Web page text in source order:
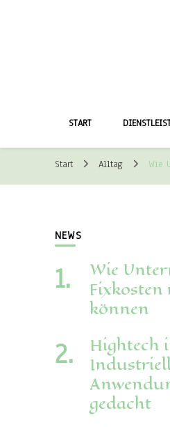
START
Start Alltag Wie
NEWS
Wie
Fixkosten
können
Hightech
gedacht